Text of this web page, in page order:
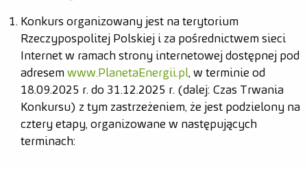
Konkurs organizowany jest na terytorium
Rzeczypospolitej Polskiej i za pośrednictwem sieci
Internet w ramach strony internetowej dostępnej pod
adresem www.PlanetaEnergii.pl, w terminie od
18.09.2025 r. do 31.12.2025 r. (dalej: Czas Trwania
Konkursu) z tym zastrzeżeniem, że jest podzielony na
cztery etapy, organizowane w następujących
terminach: